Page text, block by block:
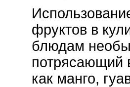
фруктов в
блюдам
потрясающий
как манго,